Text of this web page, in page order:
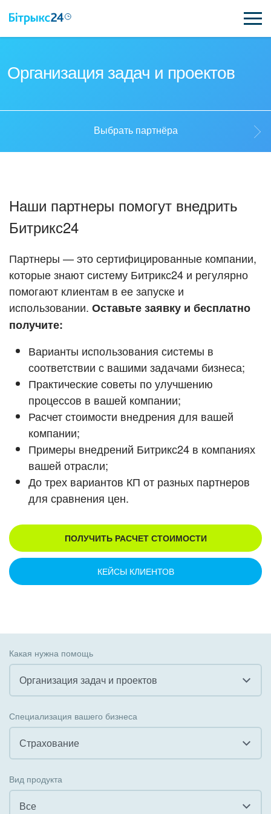
ПОДДЕРЖКА
ВХОД
ВХОД
Организация задач и проектов
Стать партнёром
Кейсы партнёров
Смотреть видеокейсы
Выбрать партнёра
Наши партнеры помогут внедрить
Битрикс24
Партнеры — это сертифицированные компании,
которые знают систему Битрикс24 и регулярно
помогают клиентам в ее запуске и
использовании. Оставьте заявку и бесплатно
получите:
Варианты использования системы в
соответствии с вашими задачами бизнеса;
Практические советы по улучшению
процессов в вашей компании;
Расчет стоимости внедрения для вашей
компании;
Примеры внедрений Битрикс24 в компаниях
вашей отрасли;
До трех вариантов КП от разных партнеров
для сравнения цен.
ПОЛУЧИТЬ РАСЧЕТ СТОИМОСТИ
КЕЙСЫ КЛИЕНТОВ
Какая нужна помощь
Организация задач и проектов
Внедрение КЭДО
Интеграция с 1С
Специализация вашего бизнеса
Страхование
Вид продукта
Все